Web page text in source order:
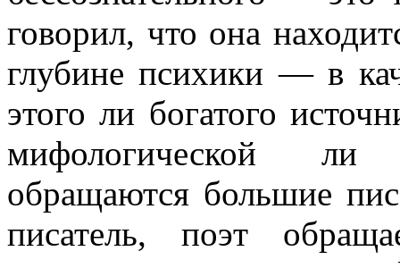
говорил, что она
глубине психики — в
этого ли богатого
мифологической ли
обращаются большие
писатель, поэт